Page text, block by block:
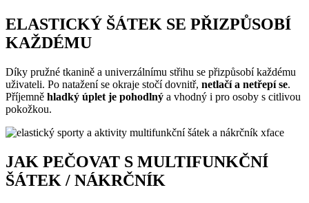
ELASTICKÝ ŠÁTEK SE PŘIZPŮSOBÍ
KAŽDÉMU
Díky pružné tkanině a univerzálnímu střihu se přizpůsobí každému
uživateli. Po natažení se okraje stočí dovnitř, netlačí a netřepí se.
Příjemně hladký úplet je pohodlný a vhodný i pro osoby s citlivou
pokožkou.
JAK PEČOVAT S MULTIFUNKČNÍ
ŠÁTEK / NÁKRČNÍK